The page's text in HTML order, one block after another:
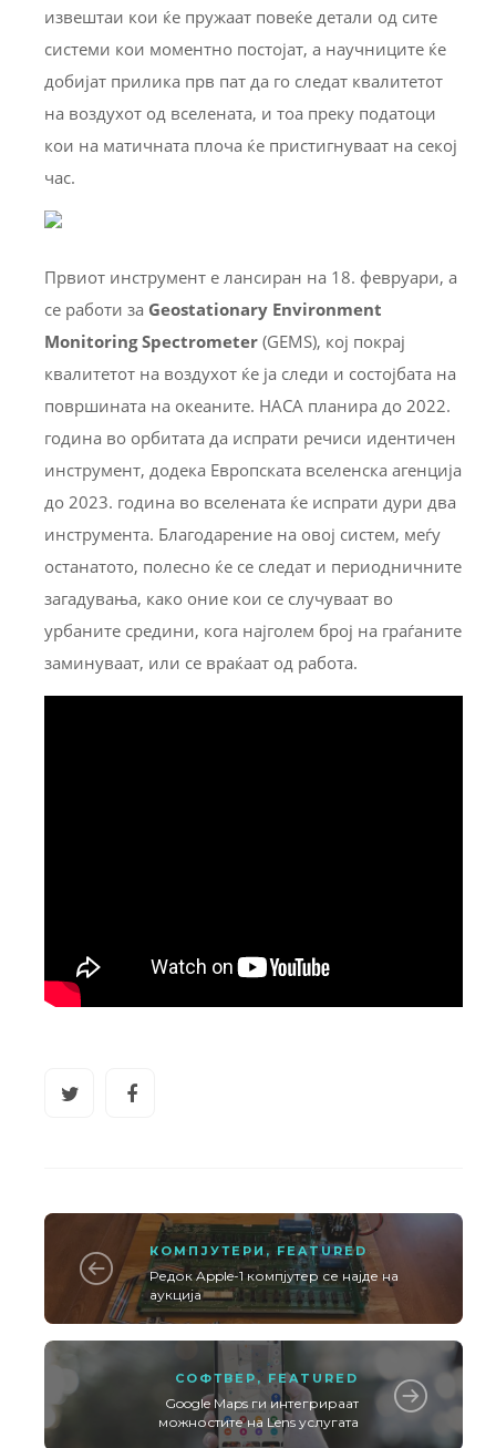
извештаи кои ќе пружаат повеќе детали од сите
системи кои моментно постојат, а научниците ќе
добијат прилика прв пат да го следат квалитетот
на воздухот од вселената, и тоа преку податоци
кои на матичната плоча ќе пристигнуваат на секој
час.
Првиот инструмент е лансиран на 18. февруари, а
се работи за Geostationary Environment
Monitoring Spectrometer (GEMS), кој покрај
квалитетот на воздухот ќе ја следи и состојбата на
површината на океаните. НАСА планира до 2022.
година во орбитата да испрати речиси идентичен
инструмент, додека Европската вселенска агенција
до 2023. година во вселената ќе испрати дури два
инструмента. Благодарение на овој систем, меѓу
останатото, полесно ќе се следат и периодничните
загадувања, како оние кои се случуваат во
урбаните средини, кога најголем број на граѓаните
заминуваат, или се враќаат од работа.
КОМПЈУТЕРИ,FEATURED
Редок Apple-1 компјутер се најде на
аукција
СОФТВЕР , FEATURED
Google Maps ги интегрираат
можностите на Lens услугата